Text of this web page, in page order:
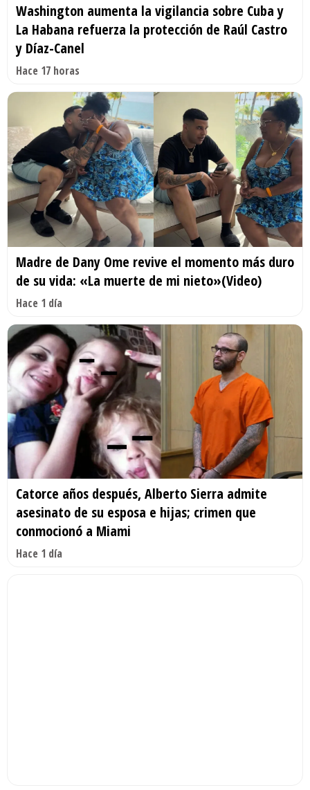
Washington aumenta la vigilancia sobre Cuba y
La Habana refuerza la protección de Raúl Castro
y Díaz-Canel
Hace 17 horas
Madre de Dany Ome revive el momento más duro
de su vida: «La muerte de mi nieto»(Video)
Hace 1 día
Catorce años después, Alberto Sierra admite
asesinato de su esposa e hijas; crimen que
conmocionó a Miami
Hace 1 día